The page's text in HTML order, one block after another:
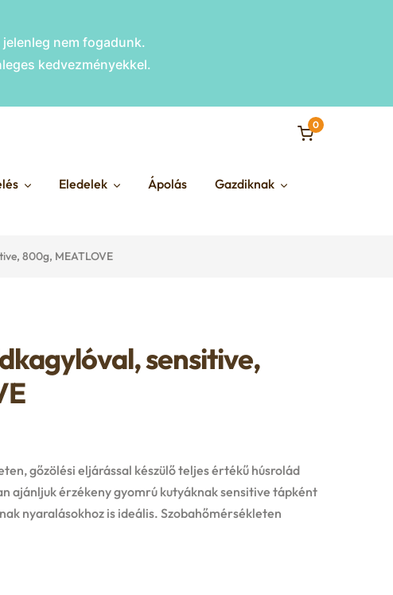
nem fogadunk.
kedvezményekkel.
0
Eledelek Ápolás Gazdiknak
800g, MEATLOVE
sensitive,
gőzölési eljárással készülő teljes értékű húsrolád
ajánljuk érzékeny gyomrú kutyáknak sensitive tápként
nyaralásokhoz is ideális. Szobahőmérsékleten